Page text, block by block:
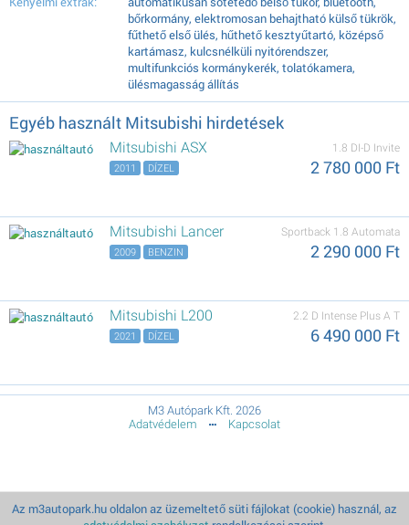
bőrkormány, elektromosan behajtható külső tükrök,
fűthető első ülés, hűthető kesztyűtartó, középső
kartámasz, kulcsnélküli nyitórendszer,
multifunkciós kormánykerék, tolatókamera,
ülésmagasság állítás
Egyéb használt Mitsubishi hirdetések
Mitsubishi ASX 1.8 DI-D Invite
2 780 000 Ft
2011 DÍZEL
Mitsubishi Lancer Sportback 1.8 Automata
2 290 000 Ft
2009 BENZIN
Mitsubishi L200 2.2 D Intense Plus A T
6 490 000 Ft
2021 DÍZEL
M3 Autópark Kft. 2026
Adatvédelem
Kapcsolat
Az m3autopark.hu oldalon az üzemeltető süti fájlokat (cookie) használ, az